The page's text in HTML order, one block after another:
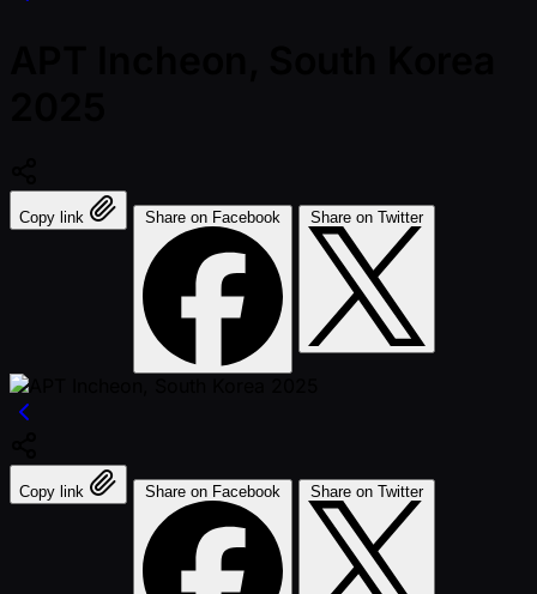
Copy link Share on Facebook Share on Twitter
Copy link Share on Facebook Share on Twitter